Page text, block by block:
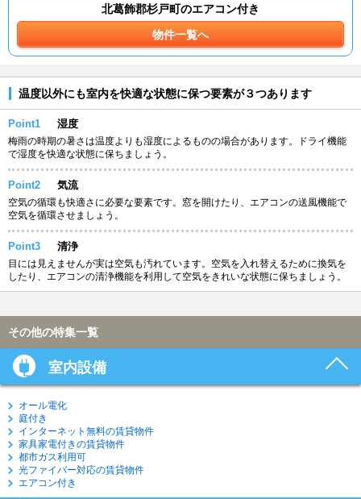
北葛飾郡杉戸町のエアコン付き
物件一覧へ
温度以外にも室内を快適な状態に保つ要素が３つあります
Point1 湿度
梅雨の時期の暑さは温度よりも湿度によるものの場合があります。ドライ機能
で湿度を快適な状態に保ちましょう。
Point2 気流
空気の循環も快適さに必要な要素です。窓を開けたり、エアコンの送風機能で
空気を循環させましょう。
Point3 清浄
目には見えませんが実は空気も汚れています。空気を入れ替えるために換気を
したり、エアコンの清浄機能を利用して空気をきれいな状態に保ちましょう。
その他の特集一覧
室内設備
オール電化
庭付き
インターネット無料の賃貸物件
家具家電付きの賃貸物件
都市ガス利用可
光ファイバー対応の賃貸物件
エアコン付き